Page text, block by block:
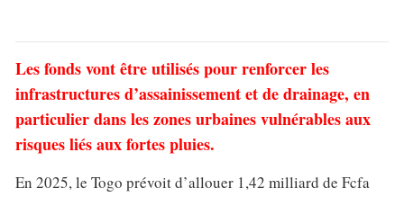
Les fonds vont être utilisés pour renforcer les
infrastructures d’assainissement et de drainage, en
particulier dans les zones urbaines vulnérables aux
risques liés aux fortes pluies.
En 2025, le Togo prévoit d’allouer 1,42 milliard de Fcfa